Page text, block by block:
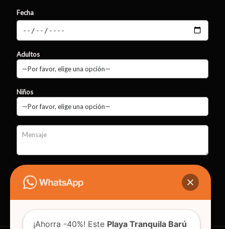
Fecha
Adultos
Niños
¡Ahorra -40%! Este Playa Tranquila Barú